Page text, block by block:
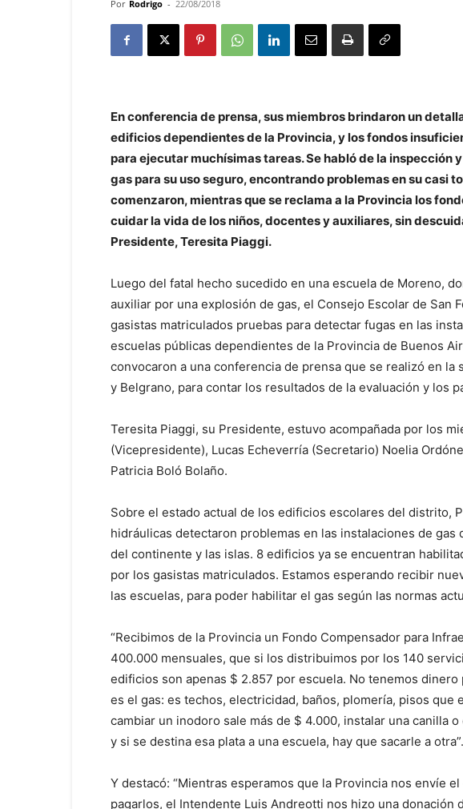
Por Rodrigo - 22/08/2018
En conferencia de prensa, sus miembros brindaron un
edificios dependientes de la Provincia, y los fondos
para ejecutar muchísimas tareas. Se habló de la inspección
gas para su uso seguro, encontrando problemas en su casi
comenzaron, mientras que se reclama a la Provincia los
cuidar la vida de los niños, docentes y auxiliares, sin
Presidente, Teresita Piaggi.
Luego del fatal hecho sucedido en una escuela de Moreno,
auxiliar por una explosión de gas, el Consejo Escolar de San
gasistas matriculados pruebas para detectar fugas en las
escuelas públicas dependientes de la Provincia de Buenos
convocaron a una conferencia de prensa que se realizó en la
y Belgrano, para contar los resultados de la evaluación y los
Teresita Piaggi, su Presidente, estuvo acompañada por los
(Vicepresidente), Lucas Echeverría (Secretario) Noelia
Patricia Boló Bolaño.
Sobre el estado actual de los edificios escolares del distrito,
hidráulicas detectaron problemas en las instalaciones de
del continente y las islas. 8 edificios ya se encuentran
por los gasistas matriculados. Estamos esperando recibir
las escuelas, para poder habilitar el gas según las normas
“Recibimos de la Provincia un Fondo Compensador para
400.000 mensuales, que si los distribuimos por los 140
edificios son apenas $ 2.857 por escuela. No tenemos
es el gas: es techos, electricidad, baños, plomería, pisos que
cambiar un inodoro sale más de $ 4.000, instalar una canilla
y si se destina esa plata a una escuela, hay que sacarle a otra”.
Y destacó: “Mientras esperamos que la Provincia nos envíe
pagarlos, el Intendente Luis Andreotti nos hizo una donación